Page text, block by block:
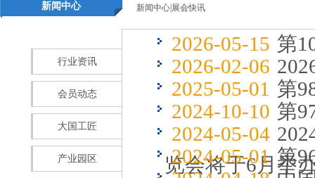
新闻中心 新闻中心|展会快讯
行业资讯
会员动态
大国工匠
产业园区
2026-05-15 第
2026-02-06
2025-05-01 第
2024-10-10 第
2024-05-04
览会将于6月举
2024-05-01 第